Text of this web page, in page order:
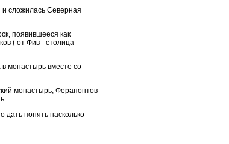
сложилась Северная
появившееся как
( от Фив - столица
монастырь вместе со
монастырь, Ферапонтов
понять насколько